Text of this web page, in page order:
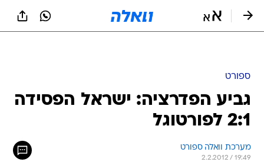
ספורט
גביע הפדרציה: ישראל הפסידה
2:1 לפורטוגל
מערכת וואלה ספורט
2.2.2012 / 19:49